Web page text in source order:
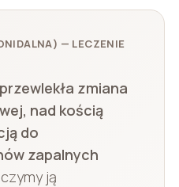
— LECZENIE
zmiana
nad kością
do
zapalnych
ją